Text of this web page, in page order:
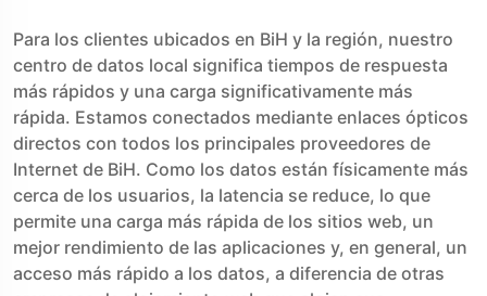
Para los clientes ubicados en BiH y la región, nuestro
centro de datos local significa tiempos de respuesta
más rápidos y una carga significativamente más
rápida. Estamos conectados mediante enlaces ópticos
directos con todos los principales proveedores de
Internet de BiH. Como los datos están físicamente más
cerca de los usuarios, la latencia se reduce, lo que
permite una carga más rápida de los sitios web, un
mejor rendimiento de las aplicaciones y, en general, un
acceso más rápido a los datos, a diferencia de otras